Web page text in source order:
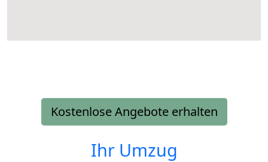
Kostenlose Angebote erhalten
Ihr Umzug